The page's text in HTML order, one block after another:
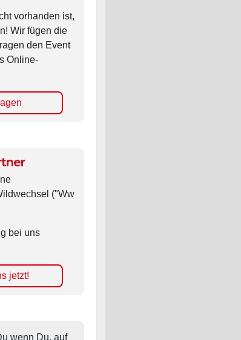
vorhanden ist,
Wir fügen die
den Event
Online-
("Ww
bei uns
jetzt!
wenn Du, auf